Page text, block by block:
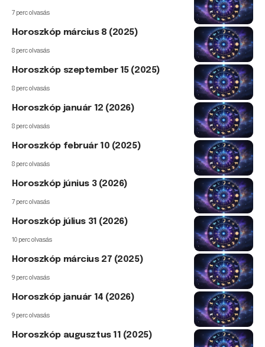
7 perc olvasás
Horoszkóp március 8 (2025)
8 perc olvasás
Horoszkóp szeptember 15 (2025)
8 perc olvasás
Horoszkóp január 12 (2026)
8 perc olvasás
Horoszkóp február 10 (2025)
8 perc olvasás
Horoszkóp június 3 (2026)
7 perc olvasás
Horoszkóp július 31 (2026)
10 perc olvasás
Horoszkóp március 27 (2025)
9 perc olvasás
Horoszkóp január 14 (2026)
9 perc olvasás
Horoszkóp augusztus 11 (2025)